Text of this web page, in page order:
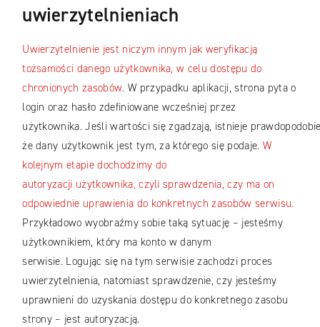
uwierzytelnieniach
Uwierzytelnienie jest niczym innym jak weryfikacją
tożsamości danego użytkownika, w celu dostępu do
chronionych zasobów. W przypadku aplikacji, strona pyta o
login oraz hasło zdefiniowane wcześniej przez
użytkownika. Jeśli wartości się zgadzają, istnieje
że dany użytkownik jest tym, za którego się podaje. W
kolejnym etapie dochodzimy do
autoryzacji użytkownika, czyli sprawdzenia, czy ma on
odpowiednie uprawienia do konkretnych zasobów serwisu.
Przykładowo wyobraźmy sobie taką sytuację – jesteśmy
użytkownikiem, który ma konto w danym
serwisie. Logując się na tym serwisie zachodzi proces
uwierzytelnienia, natomiast sprawdzenie, czy jesteśmy
uprawnieni do uzyskania dostępu do konkretnego zasobu
strony – jest autoryzacją.